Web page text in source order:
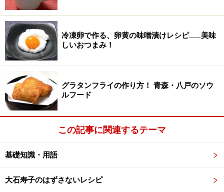
冷凍卵で作る、卵黄の味噌漬けレシピ……美味
しいおつまみ！
グラタンフライの作り方！ 青森・八戸のソウ
ルフード
この記事に関連するテーマ
基礎知識・用語
大石寿子のはずさないレシピ